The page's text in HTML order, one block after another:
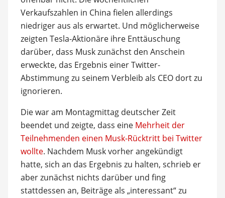
Verkaufszahlen in China fielen allerdings
niedriger aus als erwartet. Und möglicherweise
zeigten Tesla-Aktionäre ihre Enttäuschung
darüber, dass Musk zunächst den Anschein
erweckte, das Ergebnis einer Twitter-
Abstimmung zu seinem Verbleib als CEO dort zu
ignorieren.
Die war am Montagmittag deutscher Zeit
beendet und zeigte, dass eine Mehrheit der
Teilnehmenden einen Musk-Rücktritt bei Twitter
wollte. Nachdem Musk vorher angekündigt
hatte, sich an das Ergebnis zu halten, schrieb er
aber zunächst nichts darüber und fing
stattdessen an, Beiträge als „interessant“ zu